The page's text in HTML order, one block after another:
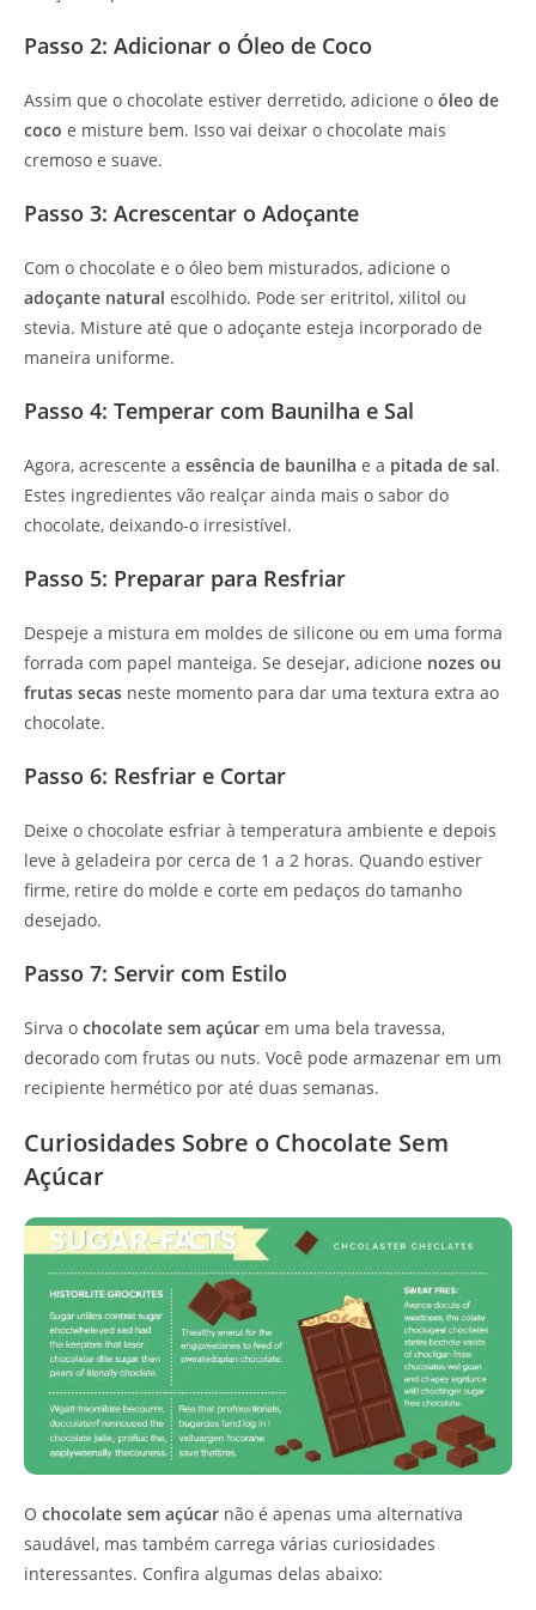
Passo 2: Adicionar o Óleo de Coco
Assim que o chocolate estiver derretido, adicione o óleo de
coco e misture bem. Isso vai deixar o chocolate mais
cremoso e suave.
Passo 3: Acrescentar o Adoçante
Com o chocolate e o óleo bem misturados, adicione o
adoçante natural escolhido. Pode ser eritritol, xilitol ou
stevia. Misture até que o adoçante esteja incorporado de
maneira uniforme.
Passo 4: Temperar com Baunilha e Sal
Agora, acrescente a essência de baunilha e a pitada de sal.
Estes ingredientes vão realçar ainda mais o sabor do
chocolate, deixando-o irresistível.
Passo 5: Preparar para Resfriar
Despeje a mistura em moldes de silicone ou em uma forma
forrada com papel manteiga. Se desejar, adicione nozes ou
frutas secas neste momento para dar uma textura extra ao
chocolate.
Passo 6: Resfriar e Cortar
Deixe o chocolate esfriar à temperatura ambiente e depois
leve à geladeira por cerca de 1 a 2 horas. Quando estiver
firme, retire do molde e corte em pedaços do tamanho
desejado.
Passo 7: Servir com Estilo
Sirva o chocolate sem açúcar em uma bela travessa,
decorado com frutas ou nuts. Você pode armazenar em um
recipiente hermético por até duas semanas.
Curiosidades Sobre o Chocolate Sem
Açúcar
O chocolate sem açúcar não é apenas uma alternativa
saudável, mas também carrega várias curiosidades
interessantes. Confira algumas delas abaixo: